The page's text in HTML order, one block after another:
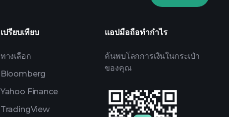
เปรียบเทียบ
ทางเลือก
Bloomberg
Yahoo Finance
TradingView
แอปมือถือทำกำไร
ค้นพบโลกการเงินในกระเป๋า
ของคุณ